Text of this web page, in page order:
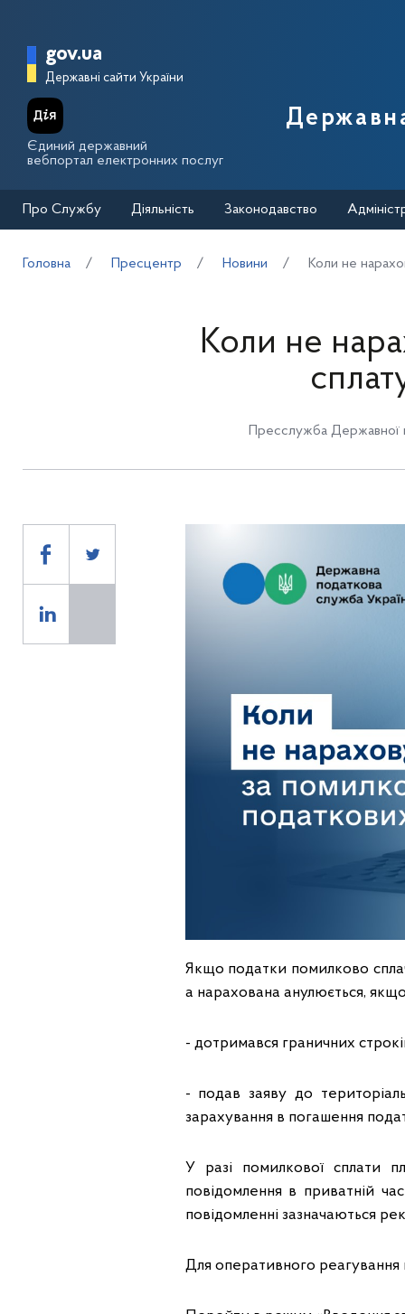
Головна сторінка Державної
gov.ua
Державні сайти України
Єдиний державний
вебпортал електронних послуг
Про Службу Діяльність Законодавство
Головна Пресцентр Новини Коли не
Коли не
Пресслужба Державної
Якщо податки помилково
а нарахована анулюється,
- дотримався граничних
- подав заяву до
зарахування в погашення
У разі помилкової сплати
повідомлення в приватній
повідомленні зазначаються
Для оперативного реагування